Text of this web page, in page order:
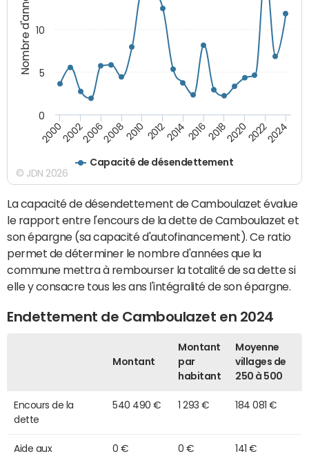
Nombre d'années
Capacité de désendettement
20002002200620082010 2012201420162018202020222024
0
5
10
© JDN 2026
La capacité de désendettement de Camboulazet évalue
le rapport entre l'encours de la dette de Camboulazet et
son épargne (sa capacité d'autofinancement). Ce ratio
permet de déterminer le nombre d'années que la
commune mettra à rembourser la totalité de sa dette si
elle y consacre tous les ans l'intégralité de son épargne.
Endettement de Camboulazet en 2024
Montant
Montant
par
habitant
Moyenne
villages de
250 à 500
Encours de la
dette
540 490 € 1 293 € 184 081 €
Aide aux
0 € 0 € 141 €